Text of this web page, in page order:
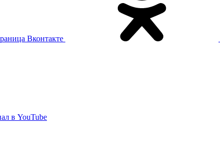
Вконтакте
в YouTube